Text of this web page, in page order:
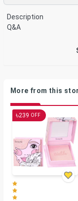
Description
Q&A
More from this
৳239 OFF